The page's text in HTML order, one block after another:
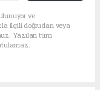
ve
ilgili doğrudan veya
Yazılan tüm